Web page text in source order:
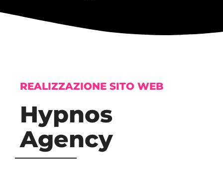
REALIZZAZIONE SITO WEB
Hypnos
Agency